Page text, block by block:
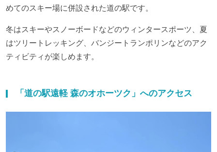
めてのスキー場に併設された道の駅です。
冬はスキーやスノーボードなどのウィンタースポーツ、夏
はツリートレッキング、バンジートランポリンなどのアク
ティビティが楽しめます。
「道の駅遠軽 森のオホーツク」へのアクセス